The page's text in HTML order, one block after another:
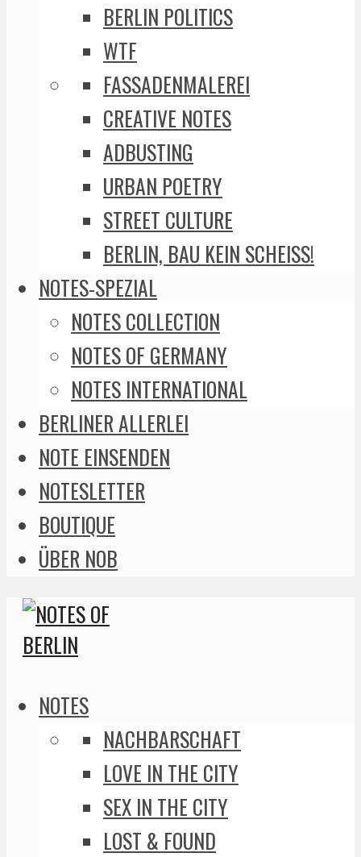
BERLIN POLITICS
WTF
FASSADENMALEREI
CREATIVE NOTES
ADBUSTING
URBAN POETRY
STREET CULTURE
BERLIN, BAU KEIN SCHEISS!
NOTES-SPEZIAL
NOTES COLLECTION
NOTES OF GERMANY
NOTES INTERNATIONAL
BERLINER ALLERLEI
NOTE EINSENDEN
NOTESLETTER
BOUTIQUE
ÜBER NOB
NOTES
NACHBARSCHAFT
LOVE IN THE CITY
SEX IN THE CITY
LOST & FOUND